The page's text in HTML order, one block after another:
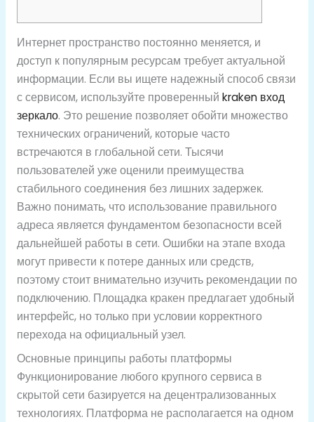
Интернет пространство постоянно меняется, и
доступ к популярным ресурсам требует актуальной
информации. Если вы ищете надежный способ связи
с сервисом, используйте проверенный kraken вход
зеркало. Это решение позволяет обойти множество
технических ограничений, которые часто
встречаются в глобальной сети. Тысячи
пользователей уже оценили преимущества
стабильного соединения без лишних задержек.
Важно понимать, что использование правильного
адреса является фундаментом безопасности всей
дальнейшей работы в сети. Ошибки на этапе входа
могут привести к потере данных или средств,
поэтому стоит внимательно изучить рекомендации по
подключению. Площадка кракен предлагает удобный
интерфейс, но только при условии корректного
перехода на официальный узел.
Основные принципы работы платформы
Функционирование любого крупного сервиса в
скрытой сети базируется на децентрализованных
технологиях. Платформа не располагается на одном